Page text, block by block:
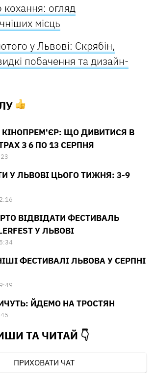
кохання: огляд
місць
у Львові: Скрябін,
побачення та дизайн-
КІНОПРЕМ'ЄР: ЩО ДИВИТИСЯ В
З 6 ПО 13 СЕРПНЯ
У ЛЬВОВІ ЦЬОГО ТИЖНЯ: 3-9
ВІДВІДАТИ ФЕСТИВАЛЬ
У ЛЬВОВІ
ФЕСТИВАЛІ ЛЬВОВА У СЕРПНІ
ЙДЕМО НА ТРОСТЯН
ТА ЧИТАЙ 👇
ПРИХОВАТИ ЧАТ